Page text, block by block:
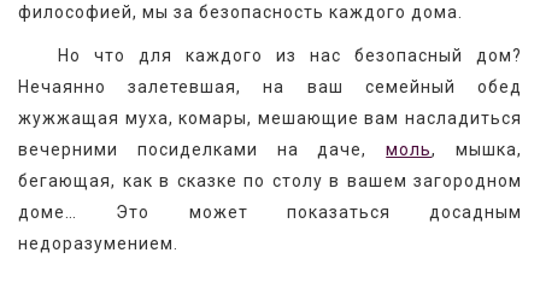
философией, мы за безопасность каждого дома.
Но что для каждого из нас безопасный дом?
Нечаянно залетевшая, на ваш семейный обед
жужжащая муха, комары, мешающие вам насладиться
вечерними посиделками на даче, моль, мышка,
бегающая, как в сказке по столу в вашем загородном
доме… Это может показаться досадным
недоразумением.